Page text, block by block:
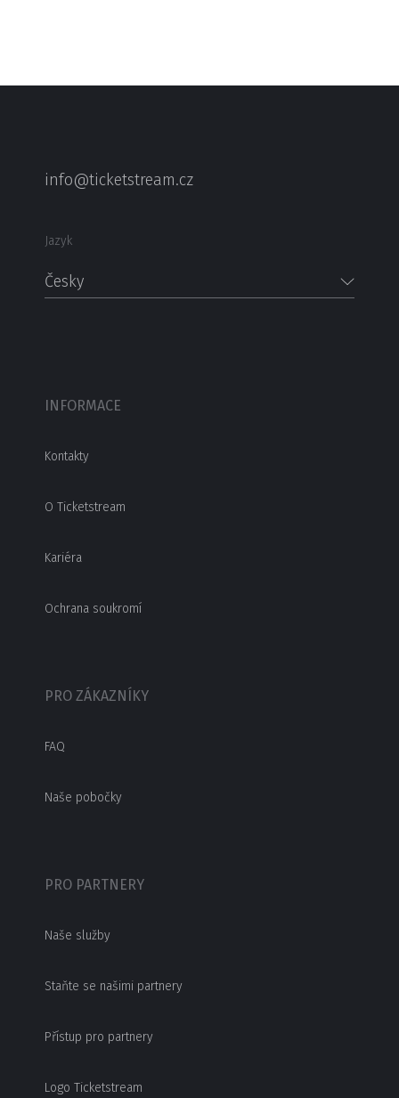
info@ticketstream.cz
Jazyk
Česky
INFORMACE
Kontakty
O Ticketstream
Kariéra
Ochrana soukromí
PRO ZÁKAZNÍKY
FAQ
Naše pobočky
PRO PARTNERY
Naše služby
Staňte se našimi partnery
Přístup pro partnery
Logo Ticketstream